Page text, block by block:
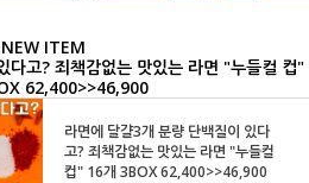
NEW ITEM
다고? 죄책감없는 맛있는 라면 "누들컬 컵"
62,400>>46,900
라면에 달걀3개 분량 단백질이 있다
고? 죄책감없는 맛있는 라면 "누들컬
컵" 16개 3BOX 62,400>>46,900